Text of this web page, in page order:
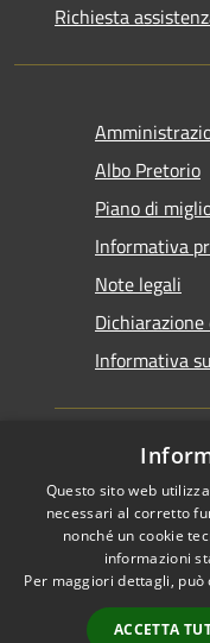
Richiesta
Albo Pretorio
Piano di
Informativa
Note legali
Informativa
RSS
Accessibilità
Cookie
Mappa del sito
Questo sito web
necessari al corretto
nonché un cookie
informazioni
Per maggiori dettagli,
ACCETTA